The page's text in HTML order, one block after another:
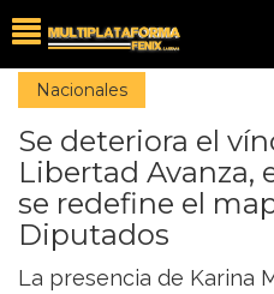
Nacionales
Se deteriora el
Libertad Avanza,
se redefine el
Diputados
La presencia de Karina